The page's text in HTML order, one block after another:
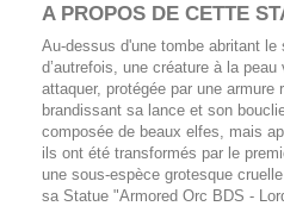
A PROPOS DE CETTE
Au-dessus d'une tombe abritant le
d’autrefois, une créature à la
attaquer, protégée par une armure
brandissant sa lance et son
composée de beaux elfes, mais
ils ont été transformés par le
une sous-espèce grotesque
sa Statue "Armored Orc BDS -